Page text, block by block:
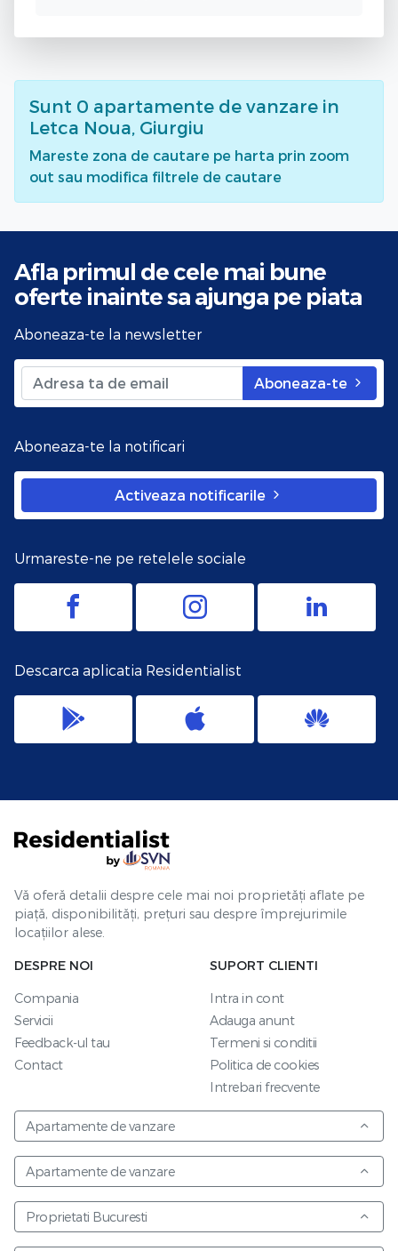
Sunt 0 apartamente de vanzare in
Letca Noua, Giurgiu
Mareste zona de cautare pe harta prin zoom
out sau modifica filtrele de cautare
Afla primul de cele mai bune
oferte inainte sa ajunga pe piata
Aboneaza-te la newsletter
Aboneaza-te
Aboneaza-te la notificari
Activeaza notificarile
Urmareste-ne pe retelele sociale
Descarca aplicatia Residentialist
Vă oferă detalii despre cele mai noi proprietăți aflate pe
piață, disponibilități, prețuri sau despre împrejurimile
locațiilor alese.
DESPRE NOI
Compania
Servicii
Feedback-ul tau
Contact
SUPORT CLIENTI
Intra in cont
Adauga anunt
Termeni si conditii
Politica de cookies
Intrebari frecvente
Apartamente de vanzare
Apartamente de vanzare
Proprietati Bucuresti